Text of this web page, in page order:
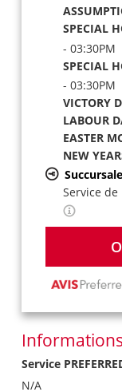
SPECIAL
- 03:30PM
SPECIAL
- 03:30PM
VICTORY
LABOUR
EASTER
NEW
Service
Service
N/A